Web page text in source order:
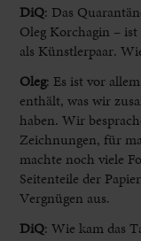
DiQ: Das
Oleg Korchagin –
als Künstlerpaar.
Oleg: Es ist vor
enthält, was wir
haben. Wir
Zeichnungen, für
machte noch viele
Seitenteile der
Vergnügen aus.
DiQ: Wie kam das